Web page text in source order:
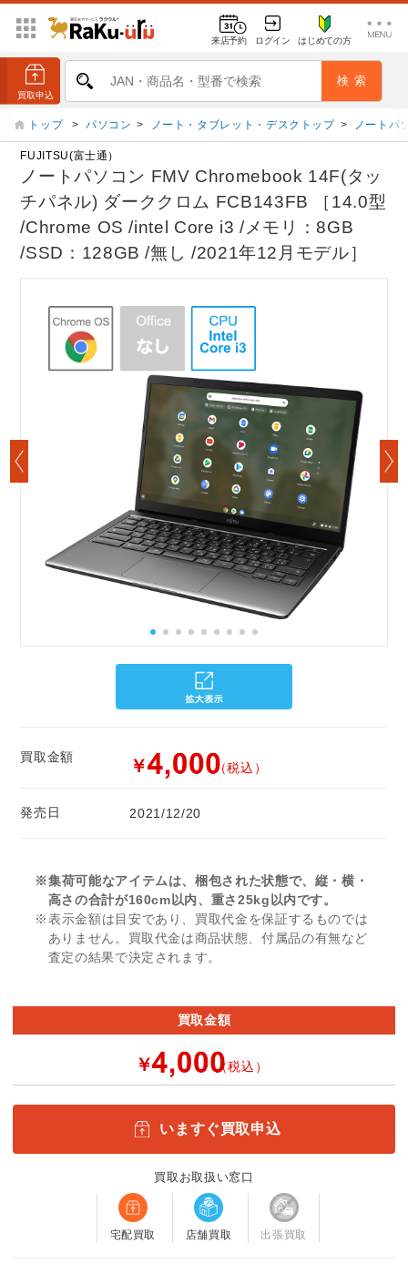
来店予約 ログイン はじめての方
トップ > パソコン > ノート・タブレット・デスクトップ > ノートパ
FUJITSU(富士通）
ノートパソコン FMV Chromebook 14F(タッ
チパネル) ダーククロム FCB143FB ［14.0型
/Chrome OS /intel Core i3 /メモリ：8GB
/SSD：128GB /無し /2021年12月モデル］
買取金額 ￥ （税込）
発売日 2021/12/20
※集荷可能なアイテムは、梱包された状態で、縦・横・
高さの合計が160cm以内、重さ25kg以内です。
※表示金額は目安であり、買取代金を保証するものでは
ありません。買取代金は商品状態、付属品の有無など
査定の結果で決定されます。
買取金額
￥ （税込）
いますぐ買取申込
買取お取扱い窓口
宅配買取 店舗買取 出張買取